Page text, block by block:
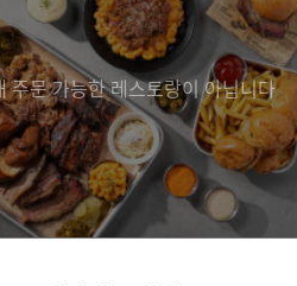
주문 가능한 레스토랑이 아닙니다